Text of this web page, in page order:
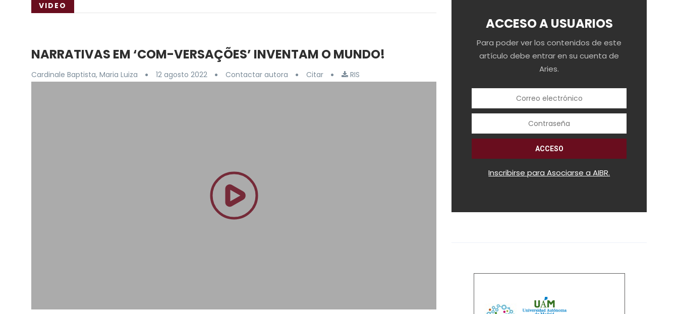
VIDEO
NARRATIVAS EM ‘COM-VERSAÇÕES’ INVENTAM O MUNDO!
Cardinale Baptista, Maria Luiza 12 agosto 2022 Contactar autora Citar RIS
ACCESO A USUARIOS
Para poder ver los contenidos de este
artículo debe entrar en su cuenta de
Aries.
Inscribirse para Asociarse a AIBR.